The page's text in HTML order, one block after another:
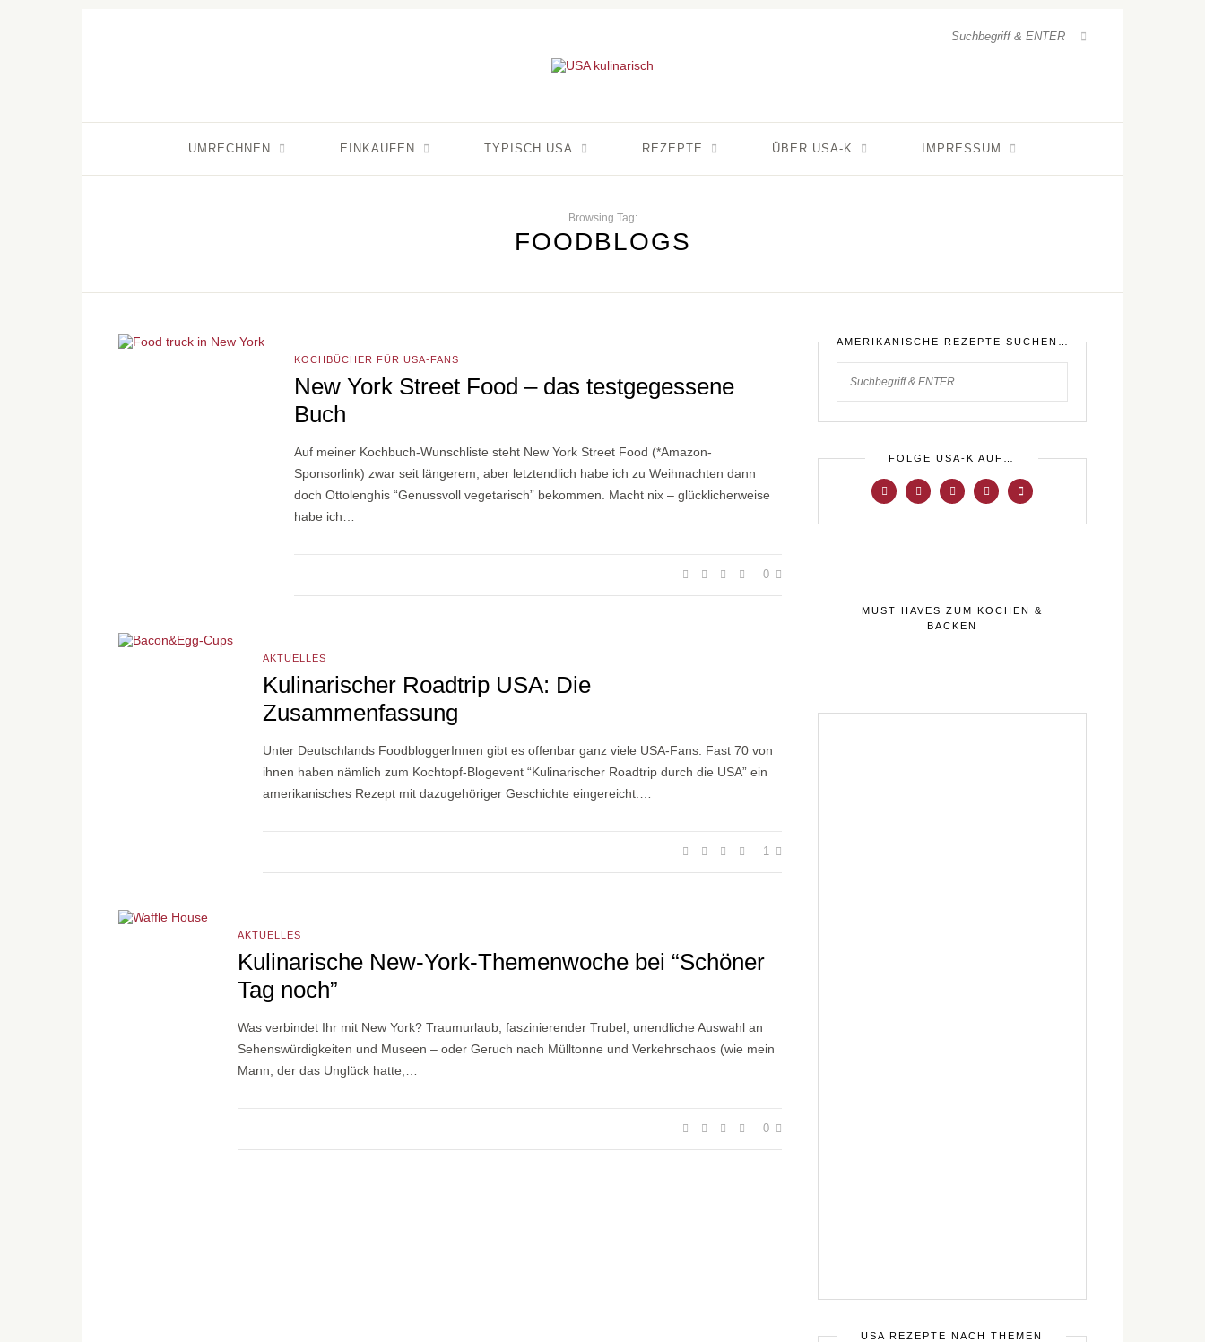
UMRECHNEN EINKAUFEN TYPISCH USA REZEPTE ÜBER USA-K IMPRESSUM
Browsing Tag:
FOODBLOGS
KOCHBÜCHER FÜR USA-FANS
New York Street Food – das testgegessene
Buch
Auf meiner Kochbuch-Wunschliste steht New York Street Food (*Amazon-
Sponsorlink) zwar seit längerem, aber letztendlich habe ich zu Weihnachten dann
doch Ottolenghis “Genussvoll vegetarisch” bekommen. Macht nix – glücklicherweise
habe ich…
0
AKTUELLES
Kulinarischer Roadtrip USA: Die
Zusammenfassung
Unter Deutschlands FoodbloggerInnen gibt es offenbar ganz viele USA-Fans: Fast 70 von
ihnen haben nämlich zum Kochtopf-Blogevent “Kulinarischer Roadtrip durch die USA” ein
amerikanisches Rezept mit dazugehöriger Geschichte eingereicht.…
1
AKTUELLES
Kulinarische New-York-Themenwoche bei “Schöner
Tag noch”
Was verbindet Ihr mit New York? Traumurlaub, faszinierender Trubel, unendliche Auswahl an
Sehenswürdigkeiten und Museen – oder Geruch nach Mülltonne und Verkehrschaos (wie mein
Mann, der das Unglück hatte,…
0
AMERIKANISCHE REZEPTE SUCHEN…
FOLGE USA-K AUF…
MUST HAVES ZUM KOCHEN &
BACKEN
USA REZEPTE NACH THEMEN